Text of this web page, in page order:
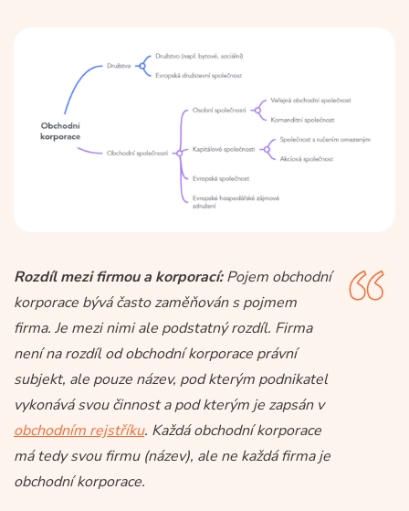
Rozdíl mezi firmou a korporací:Pojem obchodní
korporace bývá často zaměňován s pojmem
firma. Je mezi nimi ale podstatný rozdíl. Firma
není na rozdíl od obchodní korporace právní
subjekt, ale pouze název, pod kterým podnikatel
vykonává svou činnost a pod kterým je zapsán v
obchodním rejstříku. Každá obchodní korporace
má tedy svou firmu (název), ale ne každá firma je
obchodní korporace.